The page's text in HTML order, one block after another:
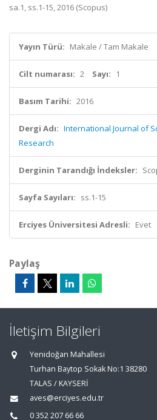
sa.1, ss.1-15, 2016 (Scopus)
Yayın Türü: Makale / Tam Makale
Cilt numarası: 2 Sayı: 1
Basım Tarihi: 2016
Dergi Adı: International Journal of
Research
Derginin Tarandığı İndeksler:
Sayfa Sayıları: ss.1-15
Erciyes Üniversitesi Adresli: Evet
Paylaş
İletişim Bilgileri
Yenidoğan Mahallesi
Turhan Baytop Sokak No:1 38280
TALAS / KAYSERİ
aves@erciyes.edu.tr
0 352 207 66 66